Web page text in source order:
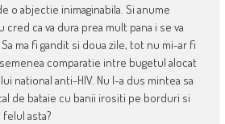
o abjectie inimaginabila. Si anume
ca va dura prea mult pana i se va
ma fi gandit si doua zile, tot nu mi-ar fi
comparatie intre bugetul alocat
national anti-HIV. Nu l-a dus mintea sa
de bataie cu banii irositi pe borduri si
asta?